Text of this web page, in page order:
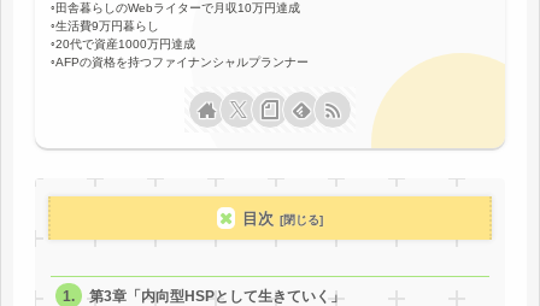
◦田舎暮らしのWebライターで月収10万円達成
◦生活費9万円暮らし
◦20代で資産1000万円達成
◦AFPの資格を持つファイナンシャルプランナー
目次
第3章「内向型HSPとして生きていく」